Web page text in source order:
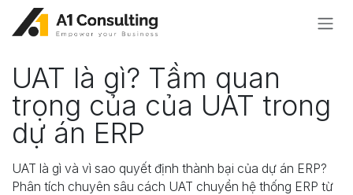
Bỏ qua để đến Nội dung
UAT là gì? Tầm quan
trọng của của UAT trong
dự án ERP
UAT là gì và vì sao quyết định thành bại của dự án ERP?
Phân tích chuyên sâu cách UAT chuyển hệ thống ERP từ